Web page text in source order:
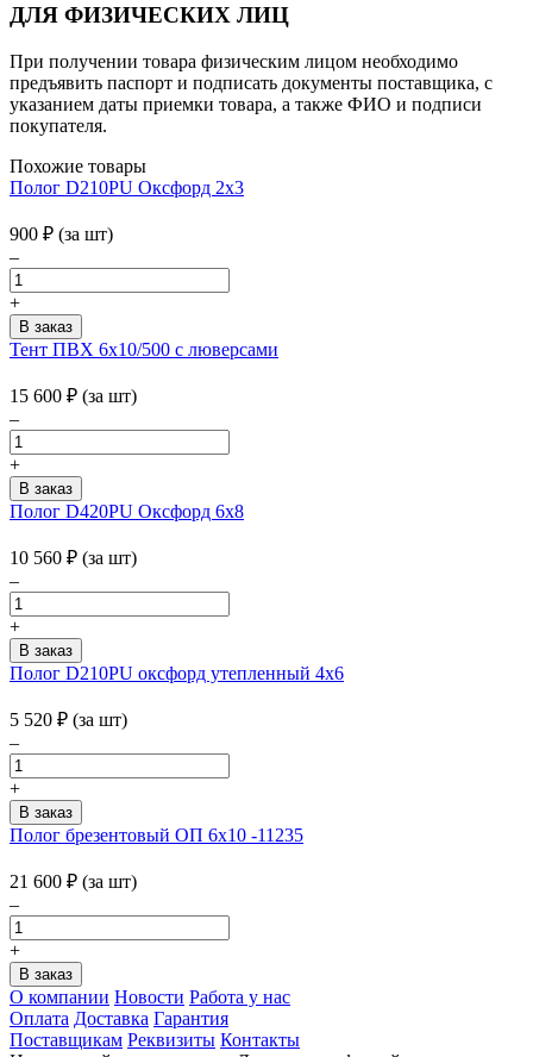
ДЛЯ ФИЗИЧЕСКИХ ЛИЦ
При получении товара физическим лицом необходимо
предъявить паспорт и подписать документы поставщика, с
указанием даты приемки товара, а также ФИО и подписи
покупателя.
Похожие товары
Полог D210PU Оксфорд 2x3
900 ₽ (за шт)
–
+
Тент ПВХ 6х10/500 с люверсами
15 600 ₽ (за шт)
–
+
Полог D420PU Оксфорд 6х8
10 560 ₽ (за шт)
–
+
Полог D210PU оксфорд утепленный 4х6
5 520 ₽ (за шт)
–
+
Полог брезентовый ОП 6х10 -11235
21 600 ₽ (за шт)
–
+
О компании Новости Работа у нас
Оплата Доставка Гарантия
Поставщикам Реквизиты Контакты